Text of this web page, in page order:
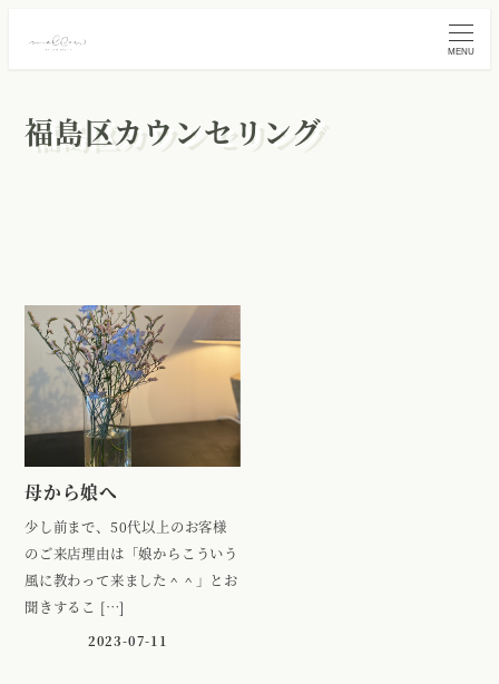
MENU
福島区カウンセリング
母から娘へ
少し前まで、50代以上のお客様
のご来店理由は「娘からこういう
風に教わって来ました＾＾」とお
聞きするこ […]
2023-07-11